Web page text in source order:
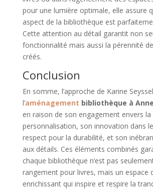
pour une lumière optimale, elle assure
aspect de la bibliothèque est
Cette attention au détail garantit non
fonctionnalité mais aussi la pérennité
créés.
Conclusion
En somme, l’approche de Karine
l’aménagement bibliothèque à
en raison de son engagement envers la
personnalisation, son innovation dans
respect pour la durabilité, et son
aux détails. Ces éléments combinés
chaque bibliothèque n’est pas
rangement pour livres, mais un espace
enrichissant qui inspire et respire la